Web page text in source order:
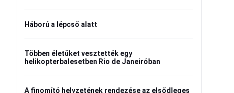
Háború a lépcső alatt
Többen életüket vesztették egy
helikopterbalesetben Rio de Janeiróban
A finomító helyzetének rendezése az elsődleges